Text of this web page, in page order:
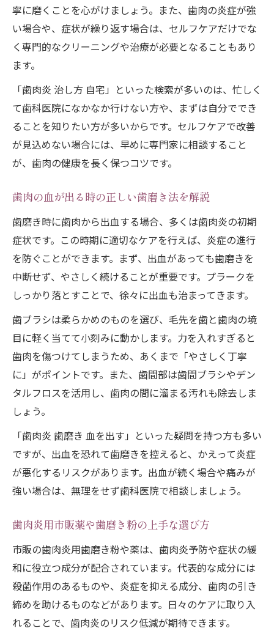
寧に磨くことを心がけましょう。また、歯肉の炎症が強
い場合や、症状が繰り返す場合は、セルフケアだけでな
く専門的なクリーニングや治療が必要となることもあり
ます。
「歯肉炎 治し方 自宅」といった検索が多いのは、忙しく
て歯科医院になかなか行けない方や、まずは自分ででき
ることを知りたい方が多いからです。セルフケアで改善
が見込めない場合には、早めに専門家に相談すること
が、歯肉の健康を長く保つコツです。
歯肉の血が出る時の正しい歯磨き法を解説
歯磨き時に歯肉から出血する場合、多くは歯肉炎の初期
症状です。この時期に適切なケアを行えば、炎症の進行
を防ぐことができます。まず、出血があっても歯磨きを
中断せず、やさしく続けることが重要です。プラークを
しっかり落とすことで、徐々に出血も治まってきます。
歯ブラシは柔らかめのものを選び、毛先を歯と歯肉の境
目に軽く当てて小刻みに動かします。力を入れすぎると
歯肉を傷つけてしまうため、あくまで「やさしく丁寧
に」がポイントです。また、歯間部は歯間ブラシやデン
タルフロスを活用し、歯肉の間に溜まる汚れも除去しま
しょう。
「歯肉炎 歯磨き 血を出す」といった疑問を持つ方も多い
ですが、出血を恐れて歯磨きを控えると、かえって炎症
が悪化するリスクがあります。出血が続く場合や痛みが
強い場合は、無理をせず歯科医院で相談しましょう。
歯肉炎用市販薬や歯磨き粉の上手な選び方
市販の歯肉炎用歯磨き粉や薬は、歯肉炎予防や症状の緩
和に役立つ成分が配合されています。代表的な成分には
殺菌作用のあるものや、炎症を抑える成分、歯肉の引き
締めを助けるものなどがあります。日々のケアに取り入
れることで、歯肉炎のリスク低減が期待できます。